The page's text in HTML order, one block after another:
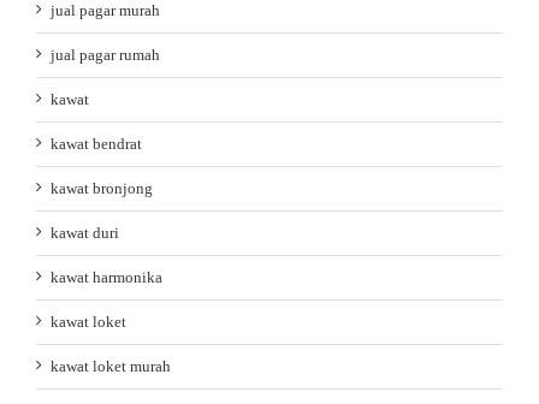
jual pagar murah
jual pagar rumah
kawat
kawat bendrat
kawat bronjong
kawat duri
kawat harmonika
kawat loket
kawat loket murah